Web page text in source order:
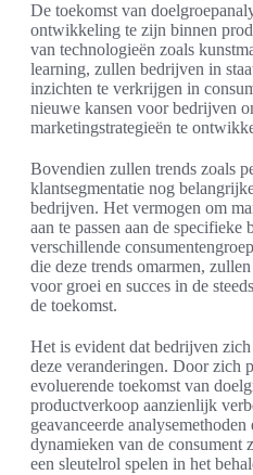
De toekomst van
ontwikkeling te zijn binnen
van technologieën zoals
learning, zullen bedrijven in
inzichten te verkrijgen in
nieuwe kansen voor bedrijven
marketingstrategieën te
Bovendien zullen trends zoals
klantsegmentatie nog
bedrijven. Het vermogen om
aan te passen aan de
verschillende
die deze trends omarmen,
voor groei en succes in de
de toekomst.
Het is evident dat bedrijven
deze veranderingen. Door zich
evoluerende toekomst van
productverkoop aanzienlijk
geavanceerde
dynamieken van de consument
een sleutelrol spelen in het